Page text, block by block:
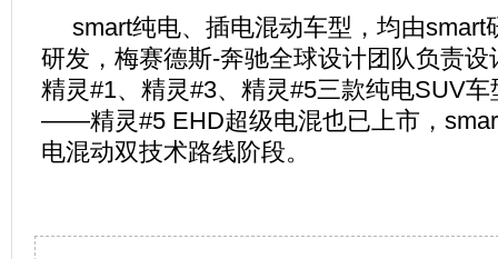
smart纯电、插电混动车型，均由smart
研发，梅赛德斯-奔驰全球设计团队负责
精灵#1、精灵#3、精灵#5三款纯电SUV
——精灵#5 EHD超级电混也已上市，
电混动双技术路线阶段。